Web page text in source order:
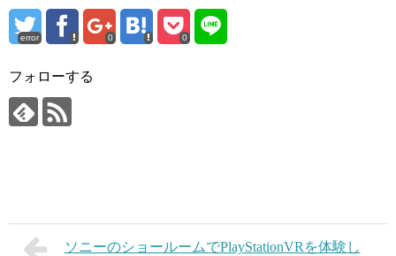
error 0 0
フォローする
ソニーのショールームでPlayStationVRを体験し